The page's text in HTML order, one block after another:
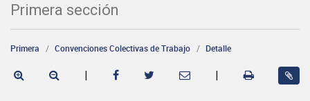
Primera sección
Primera Convenciones Colectivas de Trabajo Detalle
| |